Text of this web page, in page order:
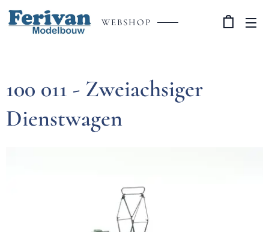
WEBSHOP
100 011 - Zweiachsiger
Dienstwagen